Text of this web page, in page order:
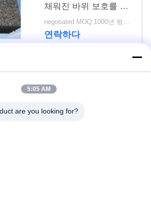
채워진 바위 보호를 바
구니에 넣습니다
negotiated MOQ:1000년 평방미터
연락하다
군 장벽
5:05 AM
are you looking for?